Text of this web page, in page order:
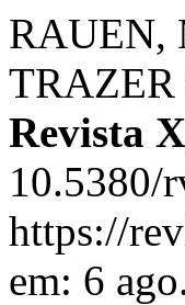
RAUEN,
TRAZER
Revista X
10.5380/
https://
em: 6